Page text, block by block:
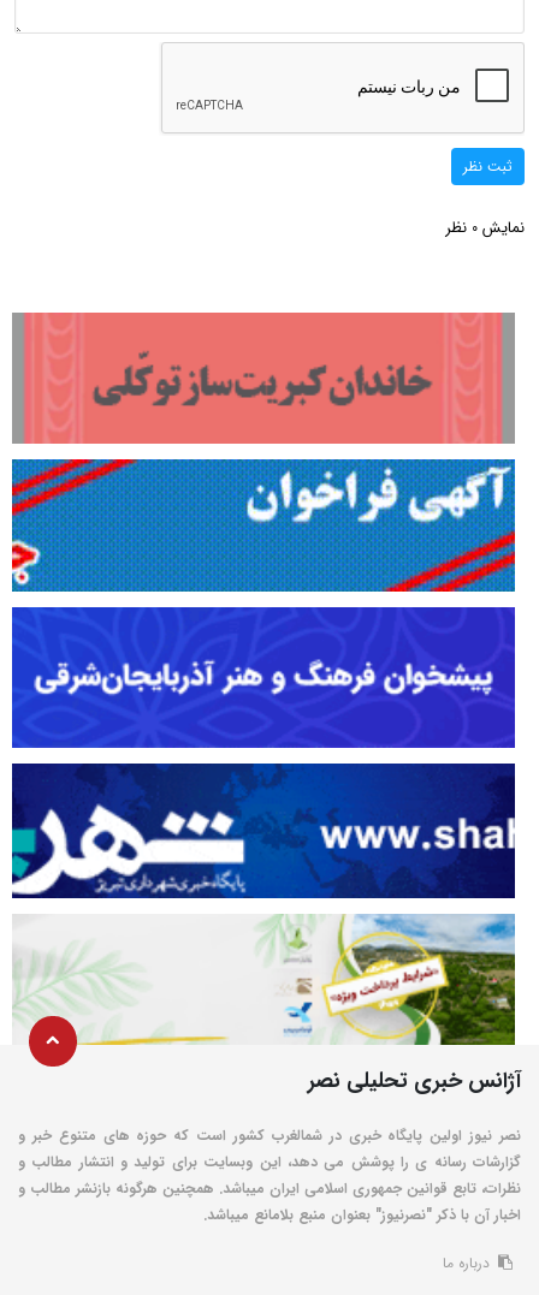
ثبت نظر
نمایش 0 نظر
آژانس خبری تحلیلی نصر
نصر نیوز اولین پایگاه خبری در شمالغرب کشور است که حوزه های متنوع خبر و
گزارشات رسانه ی را پوشش می دهد، این وبسایت برای تولید و انتشار مطالب و
نظرات، تابع قوانین جمهوری اسلامی ایران میباشد. همچنین هرگونه بازنشر مطالب و
اخبار آن با ذکر "نصرنیوز" بعنوان منبع بلامانع میباشد.
درباره ما